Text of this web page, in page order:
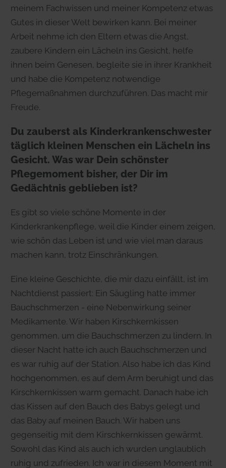
meinem Fachwissen und meiner Kompetenz etwas
Gutes in dieser Welt bewirken kann. Bei meiner
Arbeit nehme ich den Eltern etwas die Angst,
zaubere Kindern ein Lächeln ins Gesicht, helfe
ihnen beim Genesen, begleite sie in ihrer Krankheit
und habe die Kompetenz notwendige
Pflegemaßnahmen durchzuführen. Das macht mir
Freude.
Du zauberst als Kinderkrankenschwester
täglich kleinen Menschen ein Lächeln ins
Gesicht. Was war Dein schönster
Pflegemoment bisher, der Dir im
Gedächtnis geblieben ist?
Es gibt so viele schöne Momente in der
Kinderkrankenpflege, weil die Kinder einem zeigen,
wie schön das Leben ist und wie viel man daraus
machen kann, trotz Einschränkungen.
Eine kleine Geschichte, die mir dazu einfällt, ist im
Nachtdienst passiert: Ein Säugling hatte immer
Bauchschmerzen - eine Nebenwirkung seiner
Medikamente. Wir haben Kirschkernkissen
genommen, um die Bauchschmerzen zu lindern. In
dieser Nacht hatte ich auch Bauchschmerzen und
es war ruhig auf der Station. Also habe ich das Kind
hochgenommen, es auf dem Arm beruhigt und das
Kirschkernkissen warm gemacht. Danach habe ich
das Kissen auf den Bauch des Babys gelegt und
das Baby auf meinen Bauch. Wir haben uns
gegenseitig mit dem Kirschkernkissen gewärmt.
Sowohl das Kind als auch ich wurden unglaublich
ruhig und zufrieden. Ich war in diesem Moment mit